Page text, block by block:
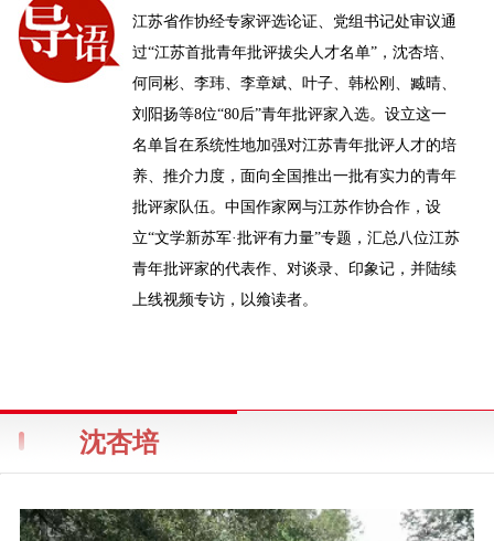
江苏省作协经专家评选论证、党组书记处审议通
过“江苏首批青年批评拔尖人才名单”，沈杏培、
何同彬、李玮、李章斌、叶子、韩松刚、臧晴、
刘阳扬等8位“80后”青年批评家入选。设立这一
名单旨在系统性地加强对江苏青年批评人才的培
养、推介力度，面向全国推出一批有实力的青年
批评家队伍。中国作家网与江苏作协合作，设
立“文学新苏军·批评有力量”专题，汇总八位江苏
青年批评家的代表作、对谈录、印象记，并陆续
上线视频专访，以飨读者。
沈杏培